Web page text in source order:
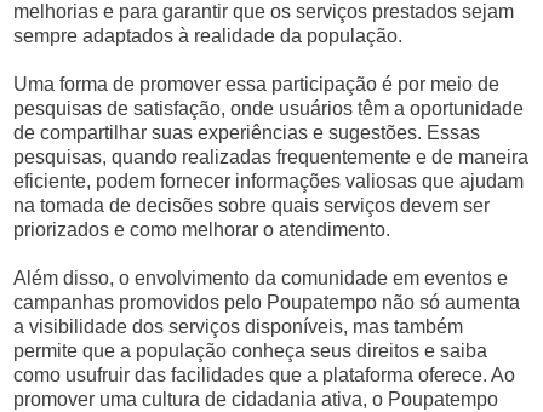
melhorias e para garantir que os serviços prestados sejam
sempre adaptados à realidade da população.
Uma forma de promover essa participação é por meio de
pesquisas de satisfação, onde usuários têm a oportunidade
de compartilhar suas experiências e sugestões. Essas
pesquisas, quando realizadas frequentemente e de maneira
eficiente, podem fornecer informações valiosas que ajudam
na tomada de decisões sobre quais serviços devem ser
priorizados e como melhorar o atendimento.
Além disso, o envolvimento da comunidade em eventos e
campanhas promovidos pelo Poupatempo não só aumenta
a visibilidade dos serviços disponíveis, mas também
permite que a população conheça seus direitos e saiba
como usufruir das facilidades que a plataforma oferece. Ao
promover uma cultura de cidadania ativa, o Poupatempo